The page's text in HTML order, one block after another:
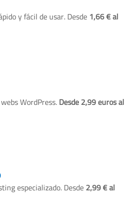
y fácil de usar. Desde1,66 € al
WordPress.Desde 2,99 euros al
especializado. Desde2,99 € al